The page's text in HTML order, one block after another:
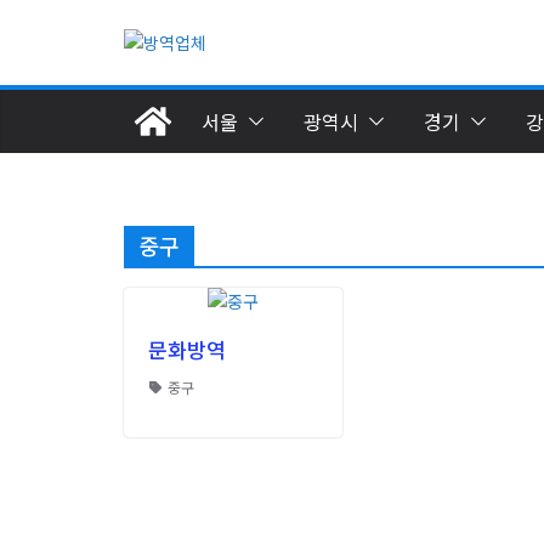
서울 광역시 경기
중구
문화방역
중구